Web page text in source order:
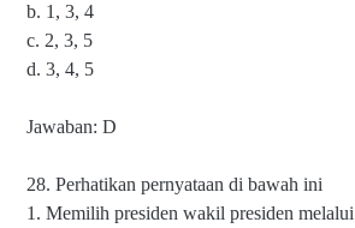
b. 1, 3, 4
c. 2, 3, 5
d. 3, 4, 5
Jawaban: D
28. Perhatikan pernyataan di bawah ini
1. Memilih presiden wakil presiden